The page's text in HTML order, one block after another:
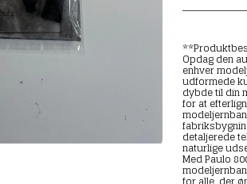
Opdag den
enhver
udformede
dybde til din
for at
detaljerede
naturlige
Med Paulo